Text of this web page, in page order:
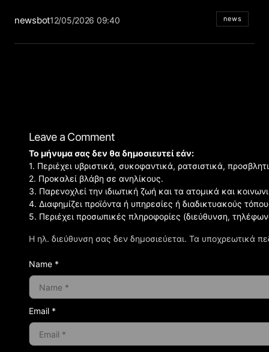
newsbot12/05/2026 09:40 news
Leave a Comment
Η ηλ. διεύθυνση σας δεν δημοσιεύεται. Τα υποχρεωτικά
Το μήνυμα σας δεν θα δημοσιευτεί εάν:
1. Περιέχει υβριστικά, συκοφαντικά, ρατσιστικά,
2. Προκαλεί βλάβη σε ανηλίκους.
3. Παρενοχλεί την ιδιωτική ζωή και τα ατομικά και
4. Διαφημίζει προϊόντα ή υπηρεσίες ή διαδικτυακούς
5. Περιέχει προσωπικές πληροφορίες (διεύθυνση,
Name *
Email *